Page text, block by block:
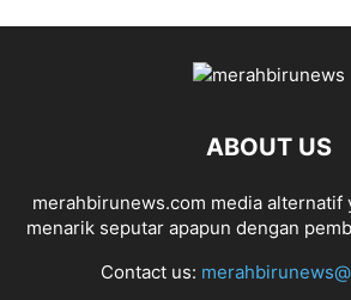
ABOUT US
merahbirunews.com media alternatif
menarik seputar apapun dengan
Contact us: